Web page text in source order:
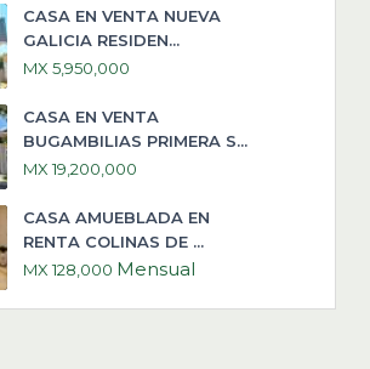
CASA EN VENTA NUEVA
GALICIA RESIDEN...
MX 5,950,000
CASA EN VENTA
BUGAMBILIAS PRIMERA S...
MX 19,200,000
CASA AMUEBLADA EN
RENTA COLINAS DE ...
MX 128,000 Mensual